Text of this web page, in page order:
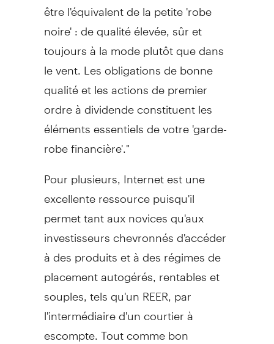
être l'équivalent de la petite 'robe
noire' : de qualité élevée, sûr et
toujours à la mode plutôt que dans
le vent. Les obligations de bonne
qualité et les actions de premier
ordre à dividende constituent les
éléments essentiels de votre 'garde-
robe financière'."
Pour plusieurs, Internet est une
excellente ressource puisqu'il
permet tant aux novices qu'aux
investisseurs chevronnés d'accéder
à des produits et à des régimes de
placement autogérés, rentables et
souples, tels qu'un REER, par
l'intermédiaire d'un courtier à
escompte. Tout comme bon